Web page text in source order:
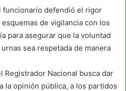
funcionario defendió el rigor
de vigilancia con los
para asegurar que la voluntad
sea respetada de manera
Registrador Nacional busca dar
la opinión pública, a los partidos